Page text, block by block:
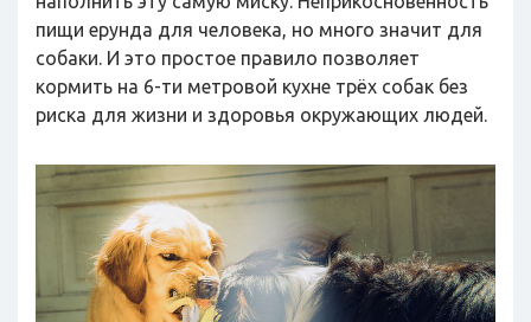
пищи ерунда для человека, но много значит для
собаки. И это простое правило позволяет
кормить на 6-ти метровой кухне трёх собак без
риска для жизни и здоровья окружающих людей.